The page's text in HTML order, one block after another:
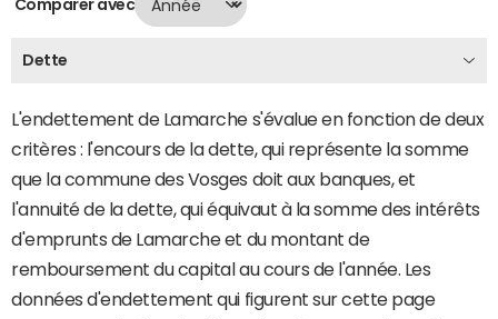
Comparer avec
Dette
L'endettement de Lamarche s'évalue en fonction de deux
critères : l'encours de la dette, qui représente la somme
que la commune des Vosges doit aux banques, et
l'annuité de la dette, qui équivaut à la somme des intérêts
d'emprunts de Lamarche et du montant de
remboursement du capital au cours de l'année. Les
données d'endettement qui figurent sur cette page